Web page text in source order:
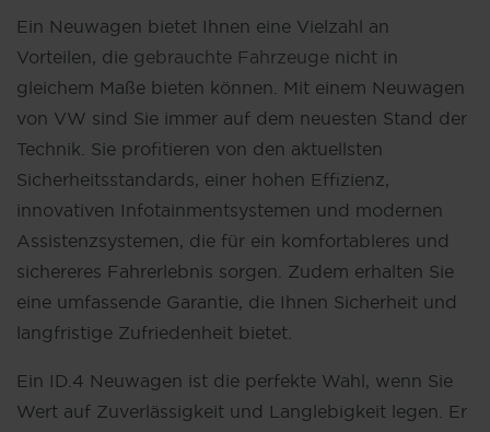
Ein Neuwagen bietet Ihnen eine Vielzahl an
Vorteilen, die gebrauchte Fahrzeuge nicht in
gleichem Maße bieten können. Mit einem Neuwagen
von VW sind Sie immer auf dem neuesten Stand der
Technik. Sie profitieren von den aktuellsten
Sicherheitsstandards, einer hohen Effizienz,
innovativen Infotainmentsystemen und modernen
Assistenzsystemen, die für ein komfortableres und
sichereres Fahrerlebnis sorgen. Zudem erhalten Sie
eine umfassende Garantie, die Ihnen Sicherheit und
langfristige Zufriedenheit bietet.
Ein ID.4 Neuwagen ist die perfekte Wahl, wenn Sie
Wert auf Zuverlässigkeit und Langlebigkeit legen. Er